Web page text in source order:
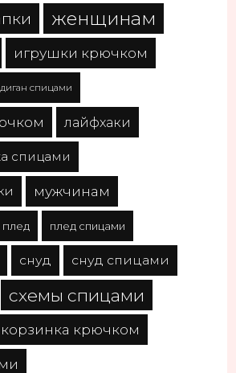
женщинам
игрушки крючком
спицами
лайфхаки
спицами
мужчинам
плед плед спицами
снуд снуд спицами
схемы спицами
крючком